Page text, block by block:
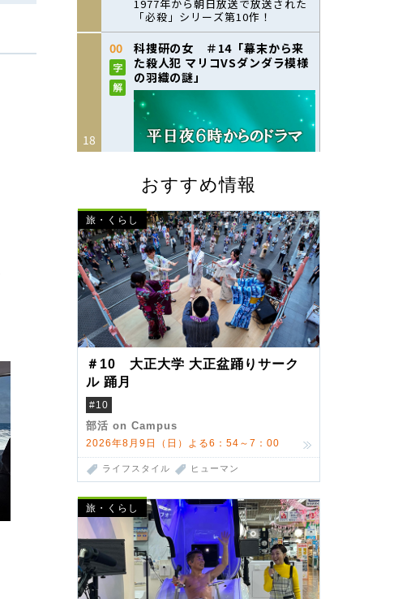
おすすめ情報
旅・くらし
＃10 大正大学 大正盆踊りサーク
ル 踊月
#10
部活 on Campus
2026年8月9日（日）よる6：54～7：00
ライフスタイル ヒューマン
旅・くらし